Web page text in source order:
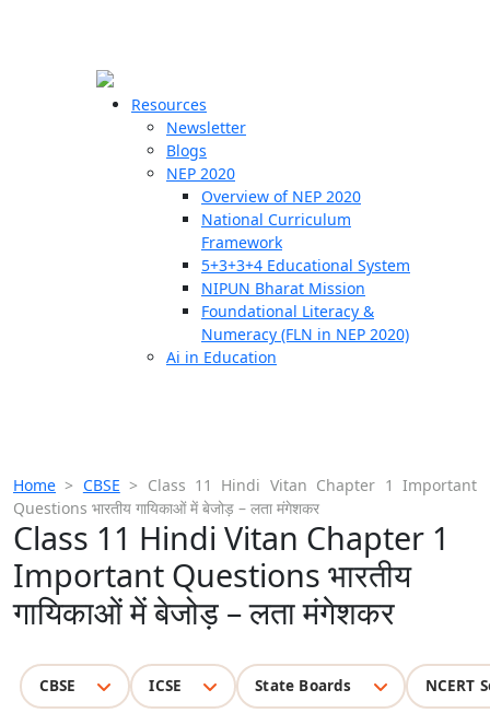
Resources
Newsletter
Blogs
NEP 2020
Overview of NEP 2020
National Curriculum
Framework
5+3+3+4 Educational System
NIPUN Bharat Mission
Foundational Literacy &
Numeracy (FLN in NEP 2020)
Ai in Education
Home > CBSE > Class 11 Hindi Vitan Chapter 1 Important
Questions भारतीय गायिकाओं में बेजोड़ – लता मंगेशकर
Class 11 Hindi Vitan Chapter 1
Important Questions भारतीय
गायिकाओं में बेजोड़ – लता मंगेशकर
CBSE ICSE State Boards NCERT